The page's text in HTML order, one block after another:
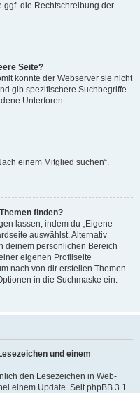
ggf. die Rechtschreibung der
Seite?
konnte der Webserver sie nicht
gib spezifischere Suchbegriffe
Unterforen.
einem Mitglied suchen“.
finden?
lassen, indem du „Eigene
auswählst. Alternativ
deinem persönlichen Bereich
eigenen Profilseite
nach von dir erstellen Themen
in die Suchmaske ein.
und einem
den Lesezeichen in Web-
einem Update. Seit phpBB 3.1